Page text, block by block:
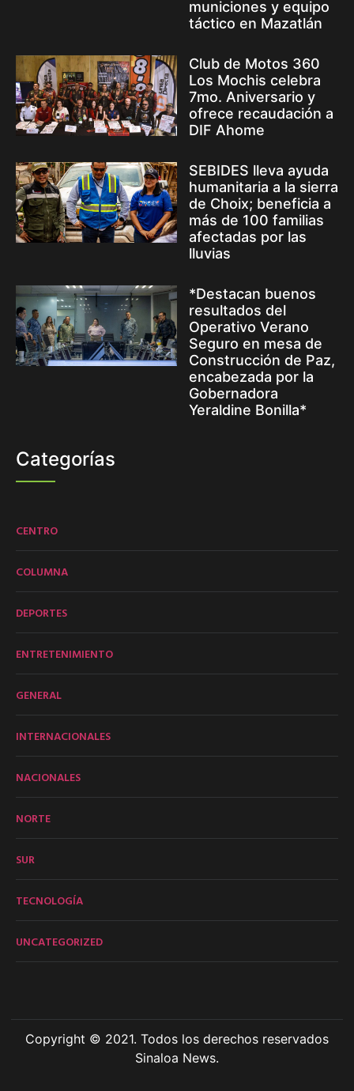
municiones y equipo
táctico en Mazatlán
Club de Motos 360
Los Mochis celebra
7mo. Aniversario y
ofrece recaudación a
DIF Ahome
SEBIDES lleva ayuda
humanitaria a la sierra
de Choix; beneficia a
más de 100 familias
afectadas por las
lluvias
*Destacan buenos
resultados del
Operativo Verano
Seguro en mesa de
Construcción de Paz,
encabezada por la
Gobernadora
Yeraldine Bonilla*
Categorías
CENTRO
COLUMNA
DEPORTES
ENTRETENIMIENTO
GENERAL
INTERNACIONALES
NACIONALES
NORTE
SUR
TECNOLOGÍA
UNCATEGORIZED
Copyright © 2021. Todos los derechos reservados
Sinaloa News.